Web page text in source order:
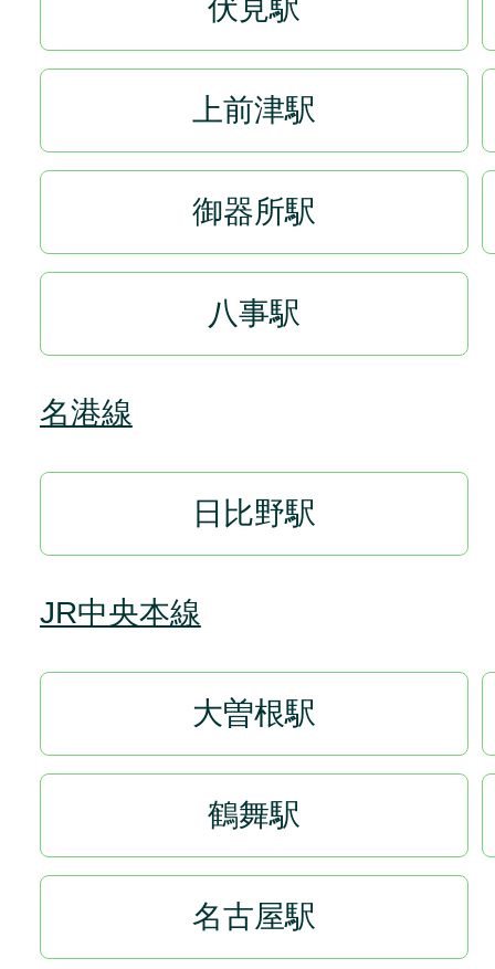
伏見駅
上前津駅
御器所駅
八事駅
名港線
日比野駅
JR中央本線
大曽根駅
鶴舞駅
名古屋駅